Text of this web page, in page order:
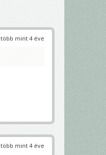
több mint 4 éve
több mint 4 éve